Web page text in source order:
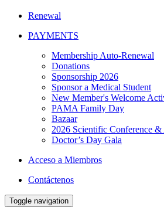
Renewal
PAYMENTS
Membership Auto-Renewal
Donations
Sponsorship 2026
Sponsor a Medical Student
New Member's Welcome
PAMA Family Day
Bazaar
2026 Scientific Conference
Doctor’s Day Gala
Acceso a Miembros
Contáctenos
Toggle navigation